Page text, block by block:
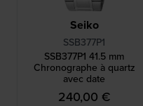
Seiko
SSB377P1
SSB377P1 41.5 mm
Chronographe à quartz
avec date
240,00 €